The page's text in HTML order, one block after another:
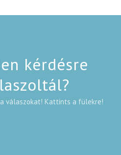
kérdésre
válaszokat! Kattints a fülekre!